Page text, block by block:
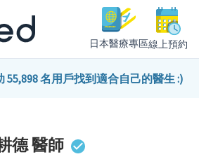
日本醫療專區線上預約
55,898 名用戶找到適合自己的醫生 :)
德醫師